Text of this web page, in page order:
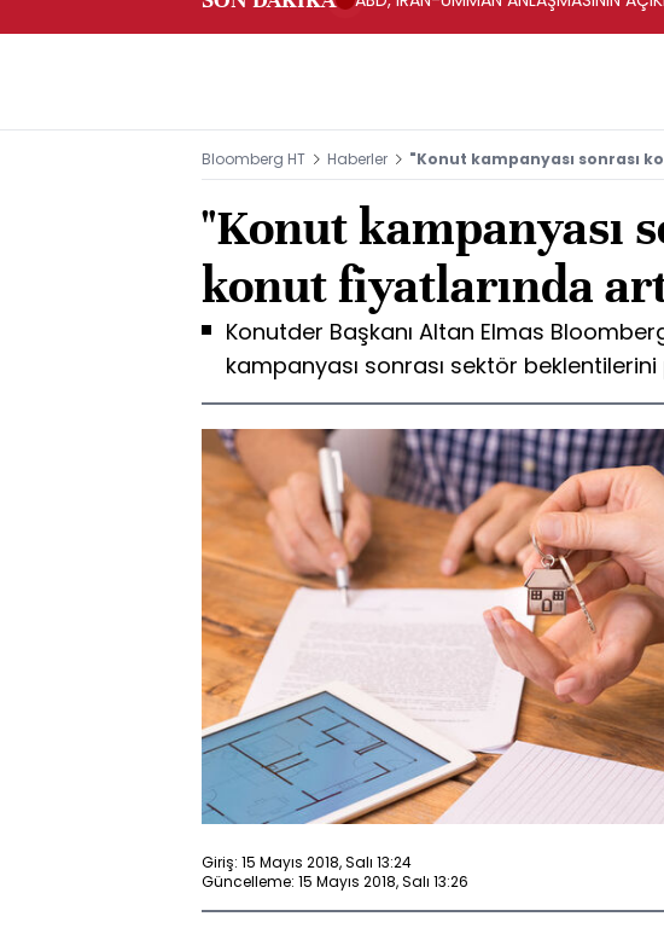
Bloomberg HT Haberler "Konut kampanyası sonrası
"Konut kampanyası
konut fiyatlarında
Konutder Başkanı Altan Elmas
kampanyası sonrası sektör beklentilerini
Giriş: 15 Mayıs 2018, Salı 13:24
Güncelleme: 15 Mayıs 2018, Salı 13:26